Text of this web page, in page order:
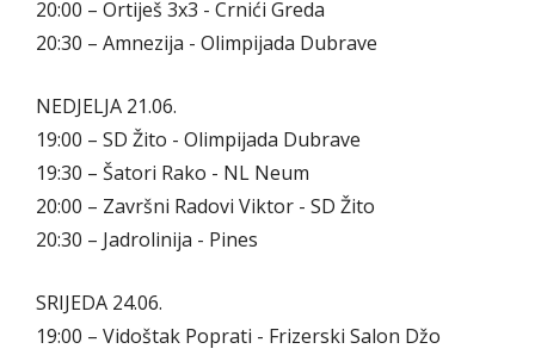
20:00 – Ortiješ 3x3 - Crnići Greda
20:30 – Amnezija - Olimpijada Dubrave
NEDJELJA 21.06.
19:00 – SD Žito - Olimpijada Dubrave
19:30 – Šatori Rako - NL Neum
20:00 – Završni Radovi Viktor - SD Žito
20:30 – Jadrolinija - Pines
SRIJEDA 24.06.
19:00 – Vidoštak Poprati - Frizerski Salon Džo